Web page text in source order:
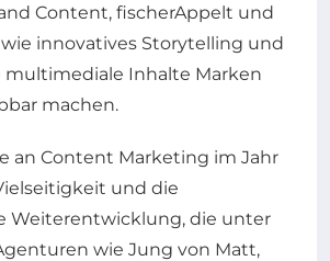
Content, fischerAppelt und
innovatives Storytelling und
Inhalte Marken
machen.
an Content Marketing im Jahr
und die
Weiterentwicklung, die unter
wie Jung von Matt,